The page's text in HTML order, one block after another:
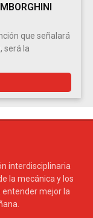
que señalará
será la
interdisciplinaria
la mecánica y los
entender mejor la